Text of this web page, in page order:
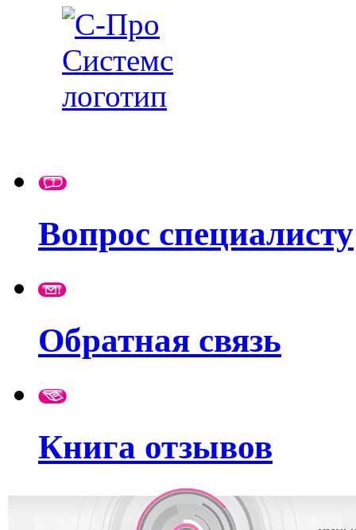
Вопрос специалисту
Обратная связь
Книга отзывов